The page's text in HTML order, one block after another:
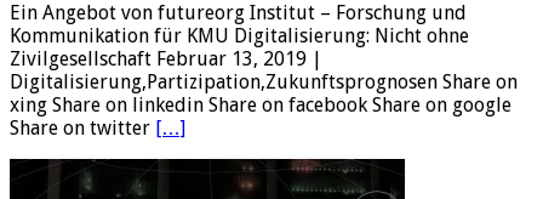
Ein Angebot von futureorg Institut – Forschung und
Kommunikation für KMU Digitalisierung: Nicht ohne
Zivilgesellschaft Februar 13, 2019 |
Digitalisierung,Partizipation,Zukunftsprognosen Share on
xing Share on linkedin Share on facebook Share on google
Share on twitter […]